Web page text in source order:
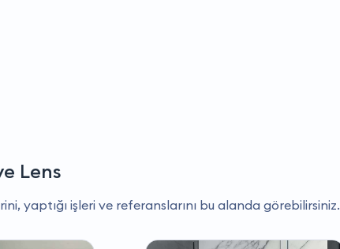
Lens
yaptığı işleri ve referanslarını bu alanda görebilirsiniz.